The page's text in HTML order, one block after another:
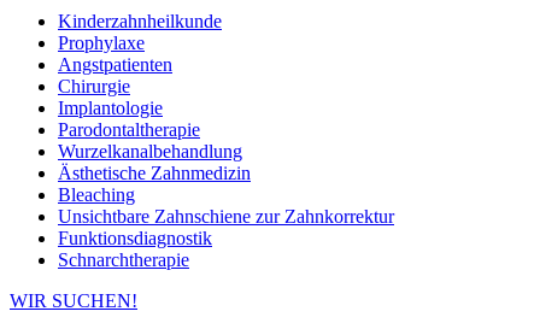
Kinderzahnheilkunde
Prophylaxe
Angstpatienten
Chirurgie
Implantologie
Parodontaltherapie
Wurzelkanalbehandlung
Ästhetische Zahnmedizin
Bleaching
Unsichtbare Zahnschiene zur Zahnkorrektur
Funktionsdiagnostik
Schnarchtherapie
WIR SUCHEN!